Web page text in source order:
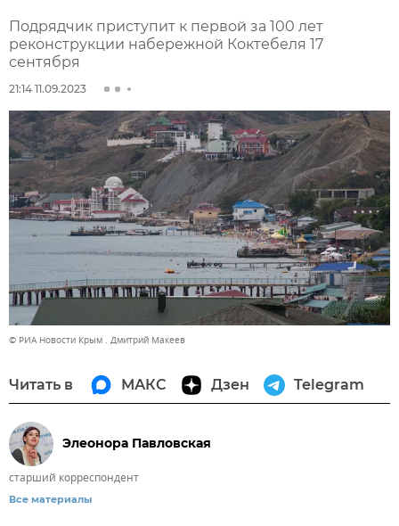
Подрядчик приступит к первой за 100 лет
реконструкции набережной Коктебеля 17
сентября
21:14 11.09.2023
© РИА Новости Крым . Дмитрий Макеев
Читать в МАКС Дзен Telegram
Элеонора Павловская
старший корреспондент
Все материалы